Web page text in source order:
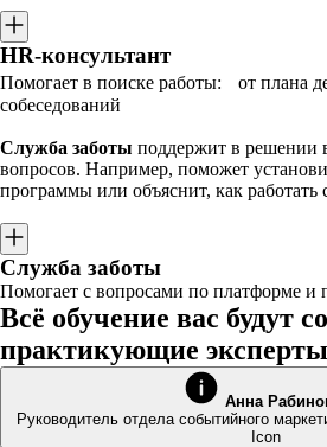
HR-консультант
Помогает в поиске работы: от плана
собеседований
Служба заботы поддержит в решении
вопросов. Например, поможет
программы или объяснит, как
Служба заботы
Помогает с вопросами по платформе и
Всё обучение вас будут
практикующие эксперты
Анна
Руководитель отдела событийного
Icon